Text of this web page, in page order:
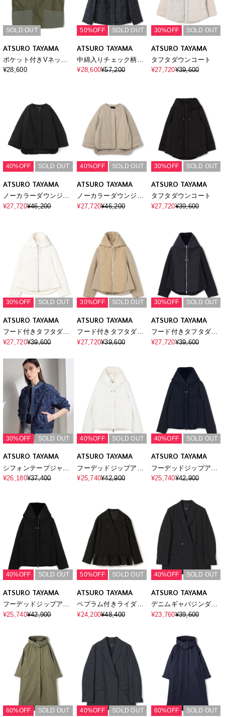
SOLD OUT
ATSURO TAYAMA
ポケット付きVネック
ベスト
¥28,600
50%OFF SOLD OUT
ATSURO TAYAMA
中綿入りチェック柄ブ
ルゾン
¥28,600¥57,200
30%OFF SOLD OUT
ATSURO TAYAMA
タフタダウンコート
¥27,720¥39,600
40%OFF SOLD OUT
ATSURO TAYAMA
ノーカラーダウンジャ
ケット
¥27,720¥46,200
40%OFF SOLD OUT
ATSURO TAYAMA
ノーカラーダウンジャ
ケット
¥27,720¥46,200
30%OFF SOLD OUT
ATSURO TAYAMA
タフタダウンコート
¥27,720¥39,600
30%OFF SOLD OUT
ATSURO TAYAMA
フード付きタフタダウ
ンアウター
¥27,720¥39,600
30%OFF SOLD OUT
ATSURO TAYAMA
フード付きタフタダウ
ンアウター
¥27,720¥39,600
30%OFF SOLD OUT
ATSURO TAYAMA
フード付きタフタダウ
ンアウター
¥27,720¥39,600
30%OFF SOLD OUT
ATSURO TAYAMA
シフォンテープジャケ
ット
¥26,180¥37,400
40%OFF SOLD OUT
ATSURO TAYAMA
フーデッドジップアッ
プダウンジャケット
¥25,740¥42,900
40%OFF SOLD OUT
ATSURO TAYAMA
フーデッドジップアッ
プダウンジャケット
¥25,740¥42,900
40%OFF SOLD OUT
ATSURO TAYAMA
フーデッドジップアッ
プダウンジャケット
¥25,740¥42,900
50%OFF SOLD OUT
ATSURO TAYAMA
ペプラム付きライダー
スジャケット
¥24,200¥48,400
40%OFF SOLD OUT
ATSURO TAYAMA
デニムギャバジンダブ
ルジャケット
¥23,760¥39,600
60%OFF SOLD OUT 40%OFF SOLD OUT 60%OFF SOLD OUT